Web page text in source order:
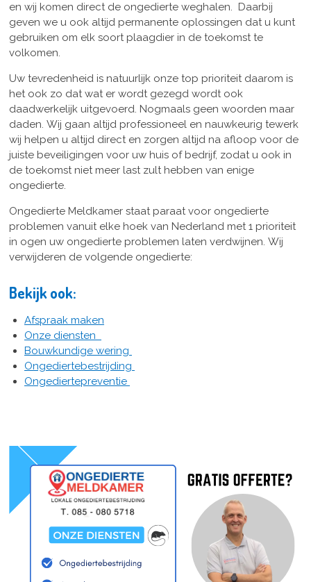
en wij komen direct de ongedierte weghalen. Daarbij
geven we u ook altijd permanente oplossingen dat u kunt
gebruiken om elk soort plaagdier in de toekomst te
volkomen.
Uw tevredenheid is natuurlijk onze top prioriteit daarom is
het ook zo dat wat er wordt gezegd wordt ook
daadwerkelijk uitgevoerd. Nogmaals geen woorden maar
daden. Wij gaan altijd professioneel en nauwkeurig tewerk
wij helpen u altijd direct en zorgen altijd na afloop voor de
juiste beveiligingen voor uw huis of bedrijf, zodat u ook in
de toekomst niet meer last zult hebben van enige
ongedierte.
Ongedierte Meldkamer staat paraat voor ongedierte
problemen vanuit elke hoek van Nederland met 1 prioriteit
in ogen uw ongedierte problemen laten verdwijnen. Wij
verwijderen de volgende ongedierte:
Bekijk ook:
Afspraak maken
Onze diensten
Bouwkundige wering
Ongediertebestrijding
Ongediertepreventie